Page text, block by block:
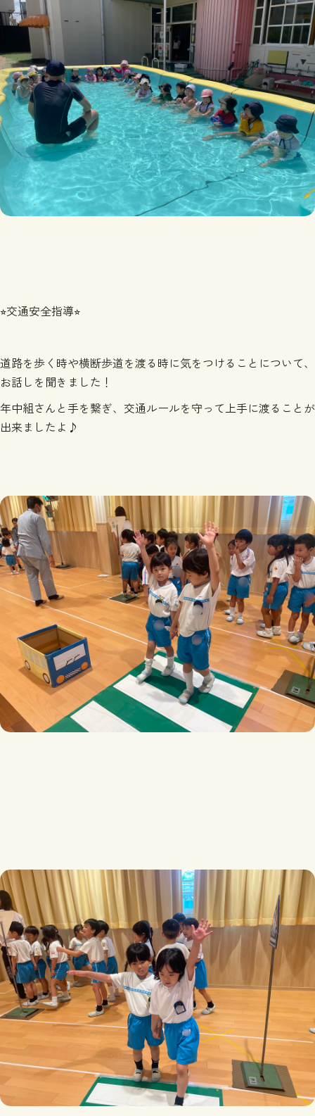
⭐︎交通安全指導⭐︎
道路を歩く時や横断歩道を渡る時に気をつけることについて、
お話しを聞きました！
年中組さんと手を繋ぎ、交通ルールを守って上手に渡ることが
出来ましたよ♪